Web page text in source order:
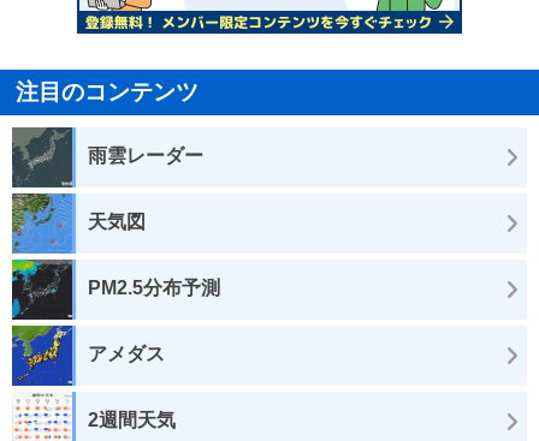
注目のコンテンツ
雨雲レーダー
天気図
PM2.5分布予測
アメダス
2週間天気